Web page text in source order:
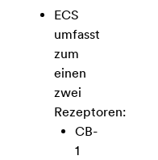
ECS
umfasst
zum
einen
zwei
Rezeptoren:
CB-
1